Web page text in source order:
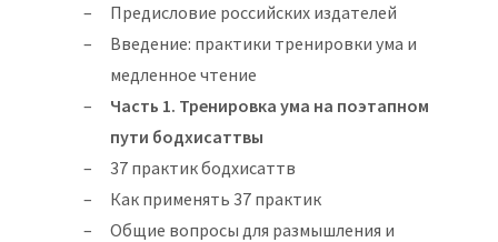
Предисловие российских издателей
Введение: практики тренировки ума и
медленное чтение
Часть 1. Тренировка ума на поэтапном
пути бодхисаттвы
37 практик бодхисаттв
Как применять 37 практик
Общие вопросы для размышления и